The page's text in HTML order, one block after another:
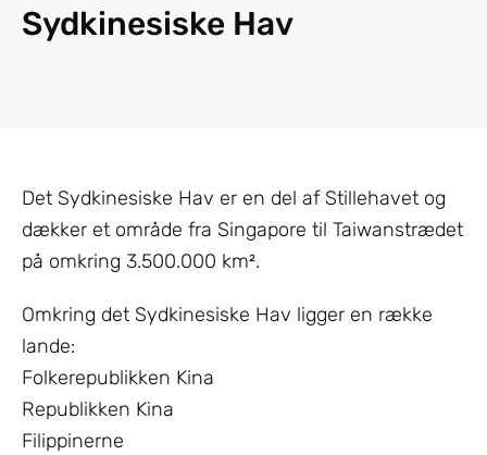
Sydkinesiske Hav
Det Sydkinesiske Hav er en del af Stillehavet og
dækker et område fra Singapore til Taiwanstrædet
på omkring 3.500.000 km².
Omkring det Sydkinesiske Hav ligger en række
lande:
Folkerepublikken Kina
Republikken Kina
Filippinerne